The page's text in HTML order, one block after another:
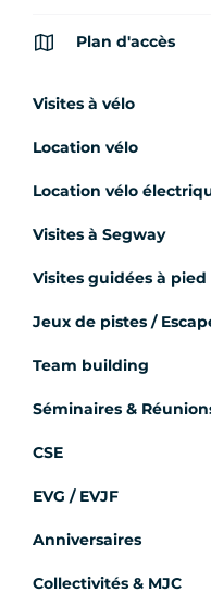
Plan d'accès
Visites à vélo
Location vélo
Location vélo
Visites à Segway
Visites guidées à pied
Jeux de pistes /
Team building
Séminaires &
CSE
EVG / EVJF
Anniversaires
Collectivités & MJC